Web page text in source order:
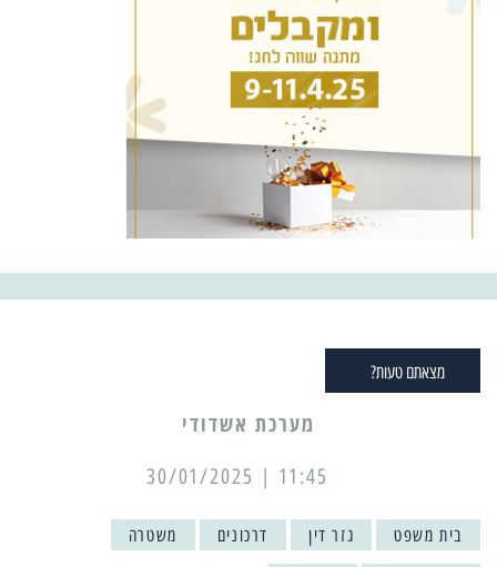
מצאתם טעות?
מערכת אשדודי
11:45 | 30/01/2025
בית משפט גזר דין דרכונים משטרה